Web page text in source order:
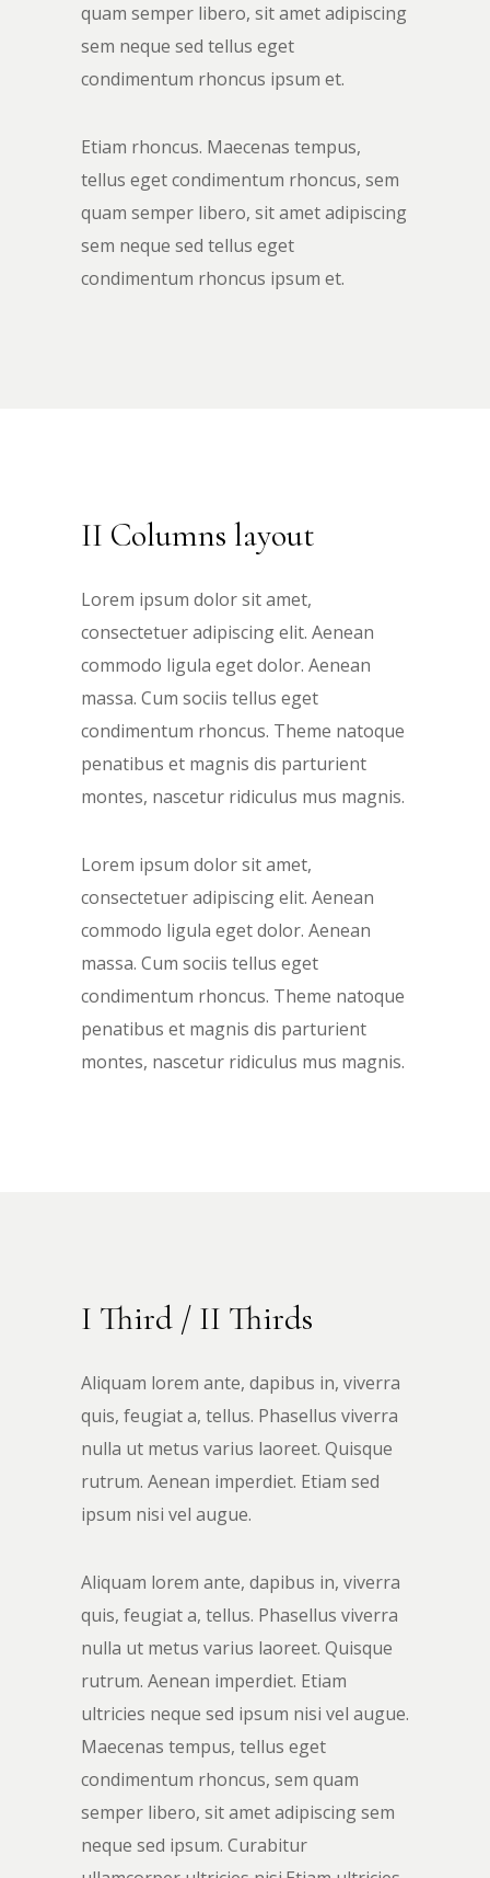
quam semper libero, sit amet adipiscing
sem neque sed tellus eget
condimentum rhoncus ipsum et.
Etiam rhoncus. Maecenas tempus,
tellus eget condimentum rhoncus, sem
quam semper libero, sit amet adipiscing
sem neque sed tellus eget
condimentum rhoncus ipsum et.
II Columns layout
Lorem ipsum dolor sit amet,
consectetuer adipiscing elit. Aenean
commodo ligula eget dolor. Aenean
massa. Cum sociis tellus eget
condimentum rhoncus. Theme natoque
penatibus et magnis dis parturient
montes, nascetur ridiculus mus magnis.
Lorem ipsum dolor sit amet,
consectetuer adipiscing elit. Aenean
commodo ligula eget dolor. Aenean
massa. Cum sociis tellus eget
condimentum rhoncus. Theme natoque
penatibus et magnis dis parturient
montes, nascetur ridiculus mus magnis.
I Third / II Thirds
Aliquam lorem ante, dapibus in, viverra
quis, feugiat a, tellus. Phasellus viverra
nulla ut metus varius laoreet. Quisque
rutrum. Aenean imperdiet. Etiam sed
ipsum nisi vel augue.
Aliquam lorem ante, dapibus in, viverra
quis, feugiat a, tellus. Phasellus viverra
nulla ut metus varius laoreet. Quisque
rutrum. Aenean imperdiet. Etiam
ultricies neque sed ipsum nisi vel augue.
Maecenas tempus, tellus eget
condimentum rhoncus, sem quam
semper libero, sit amet adipiscing sem
neque sed ipsum. Curabitur